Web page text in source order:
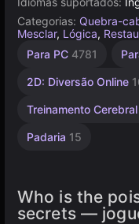
Categorias: Quebra-
Mesclar, Lógica,
Para PC 4781
2D: Diversão Online
Treinamento Cerebral
Padaria 15
Visual
65
Simulação
408
Sem
2848
Conectar
Aprendizagem
Agilidade
Mesa e
5171
Navegador
Unity
3174
Who is the
secrets —